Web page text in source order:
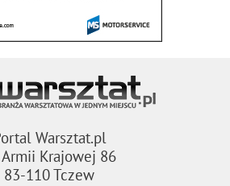
Warsztat.pl
Krajowej 86
83-110 Tczew